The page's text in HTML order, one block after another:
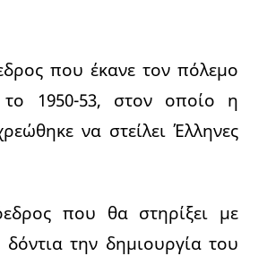
που έκανε τον πόλεμο
1950-53, στον οποίο η
να στείλει Έλληνες
που θα στηρίξει με
δόντια την δημιουργία του